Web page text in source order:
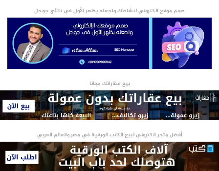
صمم موقع الكتروني لنشاطك واجعله يظهر الأول في نتائج جوجل
بيع عقاراتك مجانا
أفضل متجر الكتروني لبيع الكتب الورقية في مصر والعالم العربي